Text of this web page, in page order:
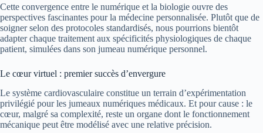
Cette convergence entre le numérique et la biologie ouvre des
perspectives fascinantes pour la médecine personnalisée. Plutôt que de
soigner selon des protocoles standardisés, nous pourrions bientôt
adapter chaque traitement aux spécificités physiologiques de chaque
patient, simulées dans son jumeau numérique personnel.
Le cœur virtuel : premier succès d’envergure
Le système cardiovasculaire constitue un terrain d’expérimentation
privilégié pour les jumeaux numériques médicaux. Et pour cause : le
cœur, malgré sa complexité, reste un organe dont le fonctionnement
mécanique peut être modélisé avec une relative précision.